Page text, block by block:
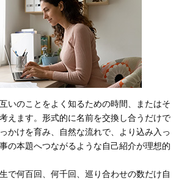
いのことをよく知るための時間、またはそ
えます。形式的に名前を交換し合うだけで
かけを育み、自然な流れで、より込み入っ
の本題へつながるような自己紹介が理想的
で何百回、何千回、巡り合わせの数だけ自